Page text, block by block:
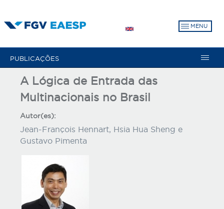
para
MENU
PUBLICAÇÕES
A Lógica de Entrada das
Multinacionais no Brasil
Autor(es):
Jean-François Hennart, Hsia Hua Sheng e
Gustavo Pimenta